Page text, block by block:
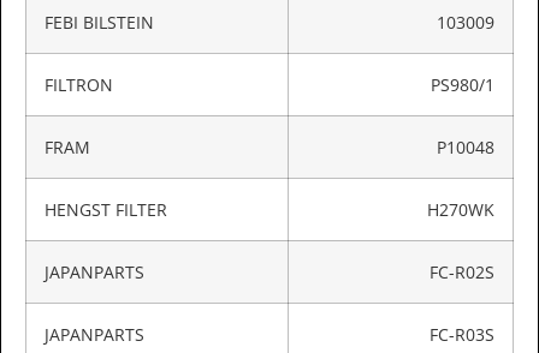
FEBI BILSTEIN 103009
FILTRON PS980/1
FRAM P10048
HENGST FILTER H270WK
JAPANPARTS FC-R02S
JAPANPARTS FC-R03S